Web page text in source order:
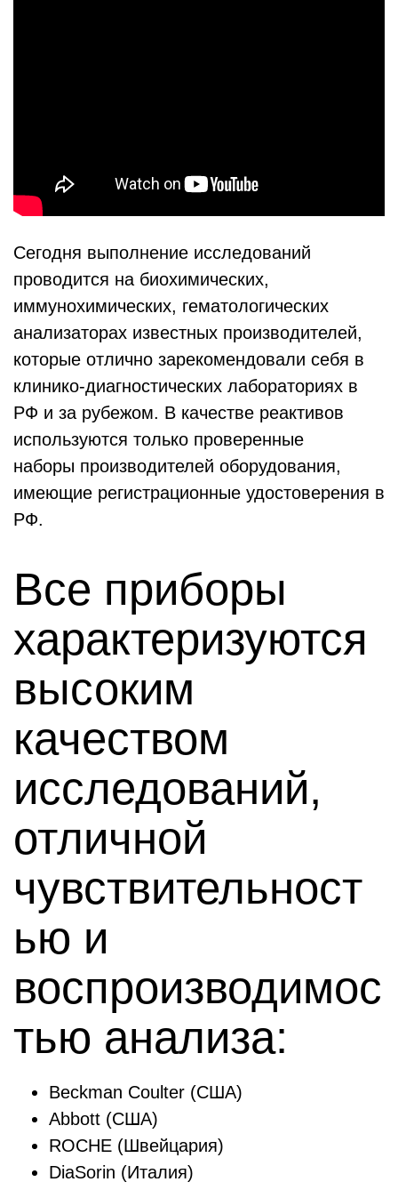
Сегодня выполнение исследований
проводится на биохимических,
иммунохимических, гематологических
анализаторах известных производителей,
которые отлично зарекомендовали себя в
клинико-диагностических лабораториях в
РФ и за рубежом. В качестве реактивов
используются только проверенные
наборы производителей оборудования,
имеющие регистрационные удостоверения в
РФ.
Все приборы
характеризуются
высоким
качеством
исследований,
отличной
чувствительност
ью и
воспроизводимос
тью анализа:
Beckman Coulter (США)
Abbott (США)
ROCHE (Швейцария)
DiaSorin (Италия)